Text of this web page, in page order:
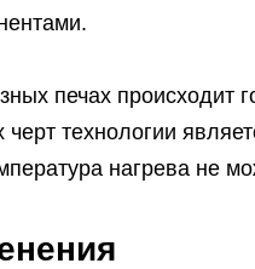
печах происходит
черт технологии
нагрева не